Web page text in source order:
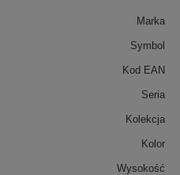
Marka
Symbol
Kod EAN
Seria
Kolekcja
Kolor
Wysokość